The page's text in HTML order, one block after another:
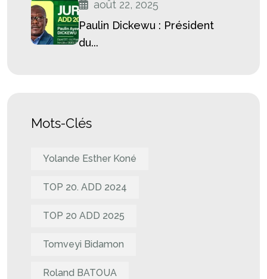
août 22, 2025
Paulin Dickewu : Président
du...
Mots-Clés
Yolande Esther Koné
TOP 20. ADD 2024
TOP 20 ADD 2025
Tomveyi Bidamon
Roland BATOUA